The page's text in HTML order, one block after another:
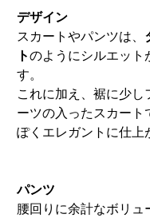
デザイン
スカートやパンツは、
トのようにシルエット
す。
これに加え、裾に少し
ーツの入ったスカート
ぽくエレガントに仕上
パンツ
腰回りに余計なボリュ